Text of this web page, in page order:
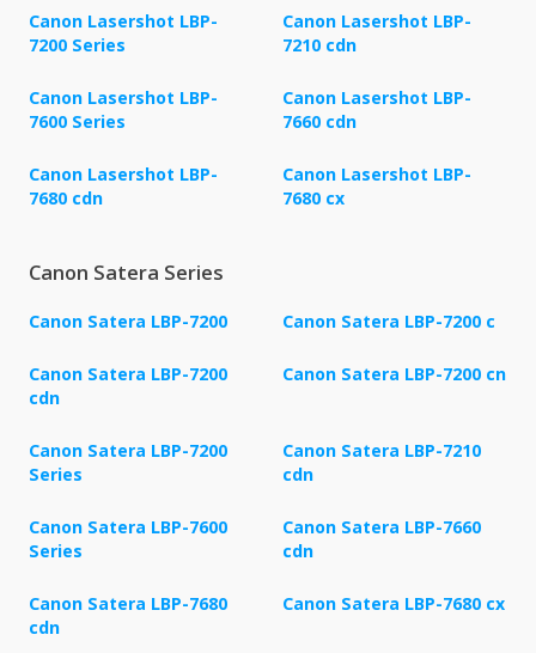
Canon Lasershot LBP-
7200 Series
Canon Lasershot LBP-
7210 cdn
Canon Lasershot LBP-
7600 Series
Canon Lasershot LBP-
7660 cdn
Canon Lasershot LBP-
7680 cdn
Canon Lasershot LBP-
7680 cx
Canon Satera Series
Canon Satera LBP-7200 Canon Satera LBP-7200 c
Canon Satera LBP-7200
cdn
Canon Satera LBP-7200 cn
Canon Satera LBP-7200
Series
Canon Satera LBP-7210
cdn
Canon Satera LBP-7600
Series
Canon Satera LBP-7660
cdn
Canon Satera LBP-7680
cdn
Canon Satera LBP-7680 cx